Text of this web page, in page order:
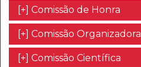
[+] Comissão de Honra
[+] Comissão Organizadora
[+] Comissão Científica